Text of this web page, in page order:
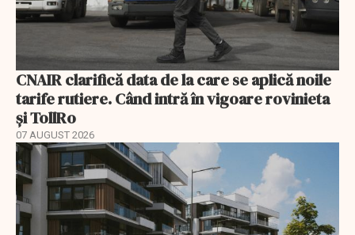
CNAIR clarifică data de la care se aplică noile
tarife rutiere. Când intră în vigoare rovinieta
și TollRo
07 AUGUST 2026